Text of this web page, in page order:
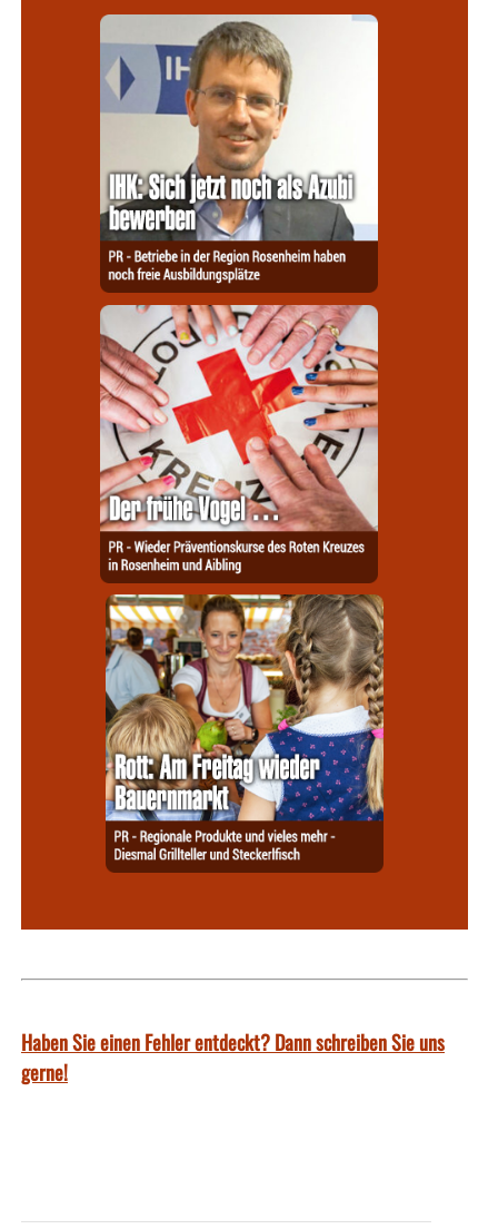
Haben Sie einen Fehler entdeckt? Dann schreiben Sie uns
gerne!